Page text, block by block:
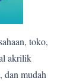
toko,
akrilik
dan mudah